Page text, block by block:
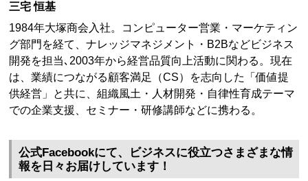
三宅 恒基
1984年大塚商会入社。コンピューター営業・マーケティン
グ部門を経て、ナレッジマネジメント・B2Bなどビジネス
開発を担当､2003年から経営品質向上活動に関わる。現在
は、業績につながる顧客満足（CS）を志向した「価値提
供経営」と共に、組織風土・人材開発・自律性育成テーマ
での企業支援、セミナー・研修講師などに携わる。
公式Facebookにて、ビジネスに役立つさまざまな情
報を日々お届けしています！